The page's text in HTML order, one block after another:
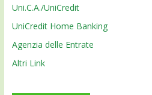
Uni.C.A./UniCredit
UniCredit Home Banking
Agenzia delle Entrate
Altri Link